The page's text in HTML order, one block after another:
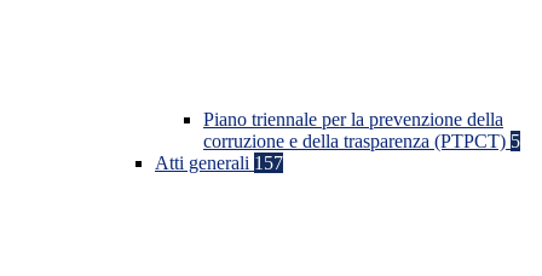
Piano triennale per la prevenzione della
corruzione e della trasparenza (PTPCT) 5
Atti generali 157